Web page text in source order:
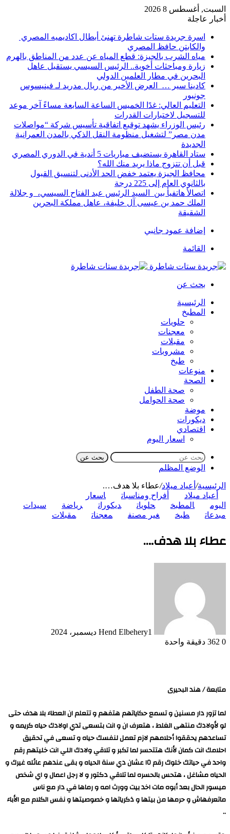
السبت, أغسطس 8 2026
أخبار عاجلة
اسرة جريدة ستات شاطرة تهنئ أبطال اكاديميه المصري
والكابتن حافظ المصري
مياه الشرب بالجيزة: قطع المياه عن عدد من المناطق بالهرم
زيارة ومباحثات أخوية.. الرئيس السيسي يستقبل عاهل
البحرين في مطار العلمين الدولي
كادينا سير … العرض الأخير من ريال مدريد لـ فينيسوس
جونيور
التعليم العالي: غدًا الخميس الساعة السابعة مساءً آخر موعد
للتسجيل لاختبارات القدرات
رئيس الوزراء يشهد توقيع اتفاقية تأسيس شركة “مواصلات
مدن مصر” لتشغيل منظومة النقل الذكي بالمدن العمرانية
الجديدة
ستاد القاهرة يستضيف مباريات 5 أندية في الدوري المصري
قبل أن تتزوج ماذا يريد منك الله؟
محافظ الجيزة يعتمد خفض الحد الأدنى لتنسيق القبول
بالثانوي العام إلى 225 درجة
اتصالأ هاتفيأ بين السيد الرئيس عبد الفتاح السيسي، و جلالة
الملك حمد بن عيسى آل خليفة، عاهل مملكة البحرين
الشقيقة
إضافة عمود جانبي
القائمة
بحث عن
الرئيسية
المطبخ
حلويات
معجنات
مقبلات
مشروبات
طبخ
منوعات
الصحة
صحة الطفل
صحة الحوامل
موضة
ديكورات
اقتصادي
اسعار اليوم
بحث عن
الوضع المظلم
الرئيسية/ أعياد ميلاد/عطاء بلا هدف….
أعياد ميلاد
أفراح ومناسبات
اسعار
اليوم
المطبخ حلويات ديكورات رياضة
سيدات
مبدعات
طبخ غير مصنف معجنات مقبلات
عطاء بلا هدف….
Hend Elbehery1 ديسمبر، 2024
0
دقيقة واحدة
متابعة / هند البحيرى
لما تزور دار مسنين و تسمع حكاياتهم هتفهم و تتعلم ان العطاء بلا هدف حتى
لو لأولادك منتهى الغلط ، هتعرف ان و انت بتسعى تدي اولادك حياه كريمه و
تساعدهم يحققوا أحلامهم لازم تعمل لنفسك حياه و تسعى في تحقيق
احلامك انت كمان لأنك هتتحسر لما تكبر و تلاقي ولادك اللي انت خليتهم رقم
واحد في حياتك خلوك رقم ١٥ عشان دي سنة الحياه و بقى عندهم عائله غيرك و
الحياه مشاغل ، هتحس بالحسره لما تلاقي دكتور و لا رجل اعمال و اي شخص
ميسور الحال بعد أبوه مات اخد بيت وورث امه و رماها في دار مع ناس
ماتعرفهاش و حرمها من بيتها و ذكرياتها و خصوصيتها و نفس الكلام مع الأباء
..